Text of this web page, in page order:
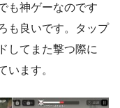
も神ゲーなのです
も良いです。タップ
してまた撃つ際に
います。